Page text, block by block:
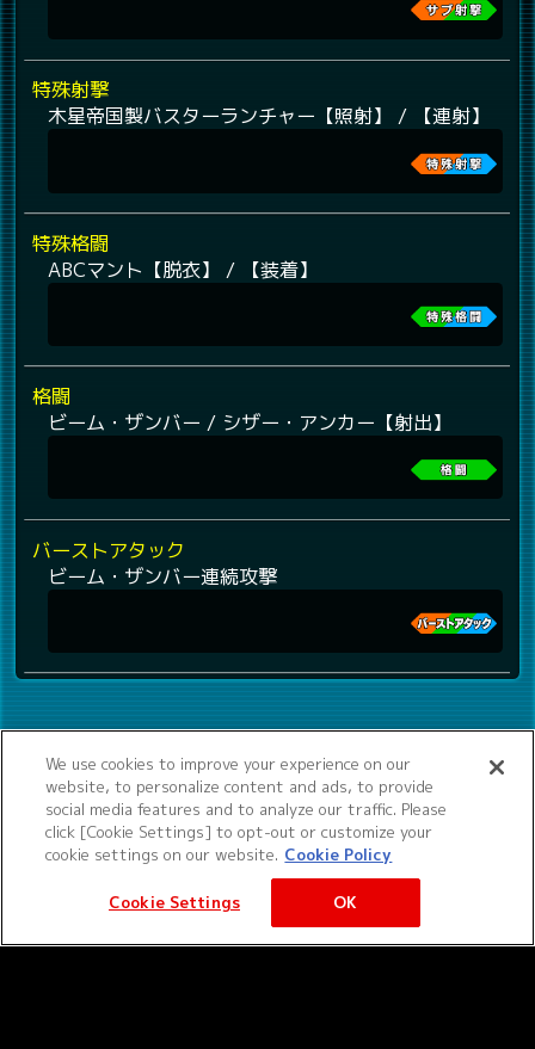
特殊射撃
木星帝国製バスターランチャー【照射】 / 【連射】
特殊格闘
ABCマント【脱衣】 / 【装着】
格闘
ビーム・ザンバー / シザー・アンカー【射出】
バーストアタック
ビーム・ザンバー連続攻撃
We use cookies to improve your experience on our
website, to personalize content and ads, to provide
social media features and to analyze our traffic. Please
click [Cookie Settings] to opt-out or customize your
cookie settings on our website. Cookie Policy
Cookie Settings OK